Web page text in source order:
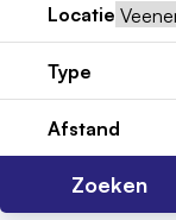
Nieuws
Reviews
Contact
Locatie
Type
Afstand
Zoeken